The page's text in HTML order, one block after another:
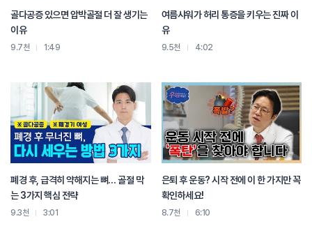
골다공증 있으면 압박골절 더 잘 생기는
이유
9.7천 1:49
여름샤워가 허리 통증을 키우는 진짜 이
유
9.5천 4:02
폐경 후, 급격히 약해지는 뼈… 골절 막
는 3가지 핵심 전략
9.3천 3:01
은퇴 후 운동? 시작 전에 이 한 가지만 꼭
확인하세요!
8.7천 6:10